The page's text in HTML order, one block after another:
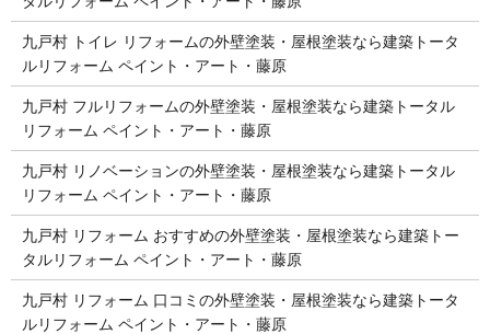
九戸村 トイレ リフォームの外壁塗装・屋根塗装なら建築トータ
ルリフォーム ペイント・アート・藤原
九戸村 フルリフォームの外壁塗装・屋根塗装なら建築トータル
リフォーム ペイント・アート・藤原
九戸村 リノベーションの外壁塗装・屋根塗装なら建築トータル
リフォーム ペイント・アート・藤原
九戸村 リフォーム おすすめの外壁塗装・屋根塗装なら建築トー
タルリフォーム ペイント・アート・藤原
九戸村 リフォーム 口コミの外壁塗装・屋根塗装なら建築トータ
ルリフォーム ペイント・アート・藤原